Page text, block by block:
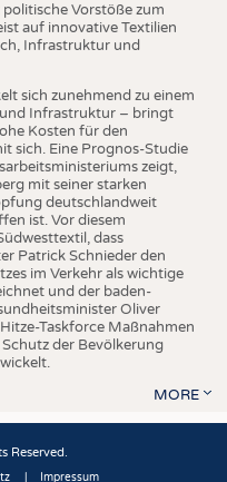
Vorstöße zum
auf innovative Textilien
Infrastruktur und
sich zunehmend zu einem
Infrastruktur – bringt
Kosten für den
sich. Eine Prognos-Studie
zeigt,
mit seiner starken
deutschlandweit
ist. Vor diesem
dass
Patrick Schnieder den
im Verkehr als wichtige
und der baden-
Oliver
Taskforce Maßnahmen
der Bevölkerung
MORE
Reserved.
Impressum